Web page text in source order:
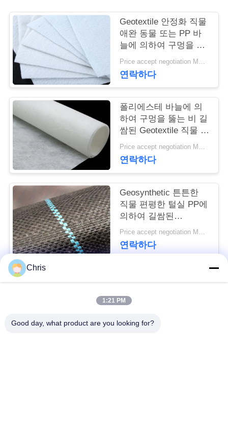
연
주
요
인
용
문
을
요
구
세
Geotextile 안정화 직물
애완 동물 또는 PP 바
늘에 의하여 구멍을 뚫
는 Geotextile 백색 노화
방지
Price accept negotiation MOQ:1sqm
연락하다
폴리에스테 바늘에 의
하여 구멍을 뚫는 비 길
쌈된 Geotextile 직물 비
길쌈된 반대로 - 산화 Price accept negotiation MOQ:100sq.m.
연락하다
Geosynthetic 튼튼한
직물 편평한 털실 PP에
의하여 길쌈된
Geotextile는을 위한 잔
디를 성장합니다 막습
니다
Price accept negotiation MOQ:1000 sq.m.
연락하다
비 부직물 산업용 롤러
Chris
1:21 PM
Good day, what product are you looking for?